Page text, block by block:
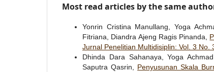
Most read articles by the same
Yonrin Cristina Manullang, Yoga
Fitriana, Diandra Ajeng Ragis Pinanda,
Jurnal Penelitian Multidisiplin: Vol. 3
Dhinda Dara Sahanaya, Yoga
Saputra Qasrin, Penyusunan Skala